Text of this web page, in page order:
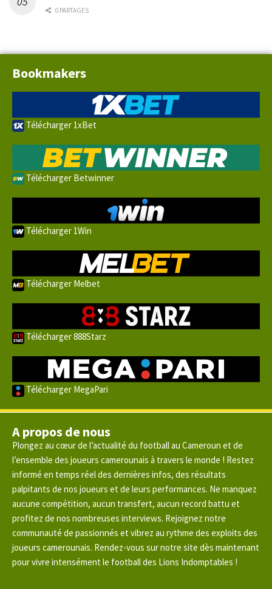
0 PARTAGES
Bookmakers
Télécharger 1xBet
Télécharger Betwinner
Télécharger 1Win
Télécharger Melbet
Télécharger 888Starz
Télécharger MegaPari
A propos de nous
Plongez au cœur de l’actualité du football au Cameroun et de
l’ensemble des joueurs camerounais à travers le monde ! Restez
informé en temps réel des dernières infos, des résultats
palpitants de nos joueurs et de leurs performances. Ne manquez
aucune compétition, aucun transfert, aucun record battu et
profitez de nos nombreuses interviews. Rejoignez notre
communauté de passionnés et vibrez au rythme des exploits des
joueurs camerounais. Rendez-vous sur notre site dès maintenant
pour vivre intensément le football des Lions Indomptables !